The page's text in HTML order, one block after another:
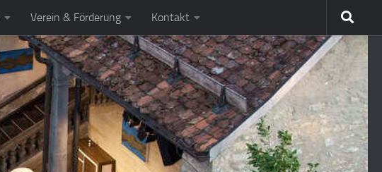
Verein & Förderung Kontakt